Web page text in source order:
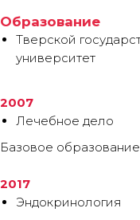
Образование
Тверской
университет
2007
Лечебное дело
Базовое образование
2017
Эндокринология